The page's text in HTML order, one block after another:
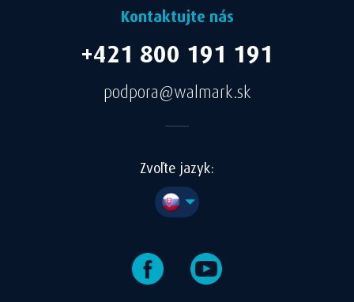
Zásadách ochrany súkromia
Kontaktujte nás
+421 800 191 191
podpora@walmark.sk
Zvoľte jazyk: